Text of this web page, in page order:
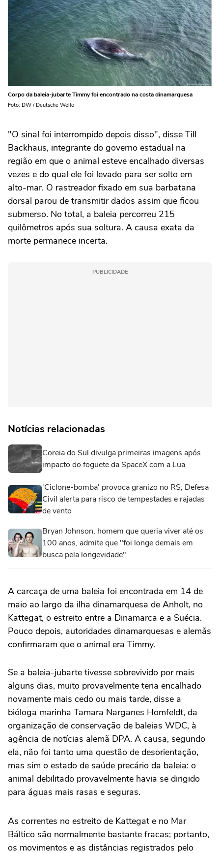
Corpo da baleia-jubarte Timmy foi encontrado na costa dinamarquesa
Foto: DW / Deutsche Welle
"O sinal foi interrompido depois disso", disse Till
Backhaus, integrante do governo estadual na
região em que o animal esteve encalhado diversas
vezes e do qual ele foi levado para ser solto em
alto-mar. O rastreador fixado em sua barbatana
dorsal parou de transmitir dados assim que ficou
submerso. No total, a baleia percorreu 215
quilômetros após sua soltura. A causa exata da
morte permanece incerta.
PUBLICIDADE
Notícias relacionadas
Coreia do Sul divulga primeiras imagens após
impacto do foguete da SpaceX com a Lua
'Ciclone-bomba' provoca granizo no RS; Defesa
Civil alerta para risco de tempestades e rajadas
de vento
Bryan Johnson, homem que queria viver até os
100 anos, admite que "foi longe demais em
busca pela longevidade"
A carcaça de uma baleia foi encontrada em 14 de
maio ao largo da ilha dinamarquesa de Anholt, no
Kattegat, o estreito entre a Dinamarca e a Suécia.
Pouco depois, autoridades dinamarquesas e alemãs
confirmaram que o animal era Timmy.
Se a baleia-jubarte tivesse sobrevivido por mais
alguns dias, muito provavelmente teria encalhado
novamente mais cedo ou mais tarde, disse a
bióloga marinha Tamara Narganes Homfeldt, da
organização de conservação de baleias WDC, à
agência de notícias alemã DPA. A causa, segundo
ela, não foi tanto uma questão de desorientação,
mas sim o estado de saúde precário da baleia: o
animal debilitado provavelmente havia se dirigido
para águas mais rasas e seguras.
As correntes no estreito de Kattegat e no Mar
Báltico são normalmente bastante fracas; portanto,
os movimentos e as distâncias registrados pelo